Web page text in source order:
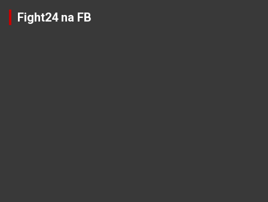
Fight24 na FB